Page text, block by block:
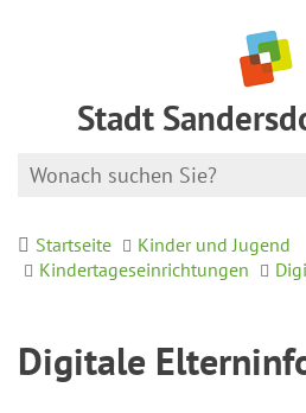
Stadt
Startseite
Kinder und Jugend
Kindertageseinrichtungen
Digitale